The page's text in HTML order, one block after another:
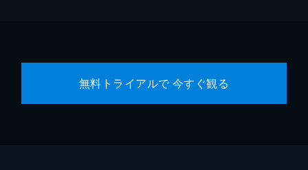
無料トライアルで 今すぐ観る